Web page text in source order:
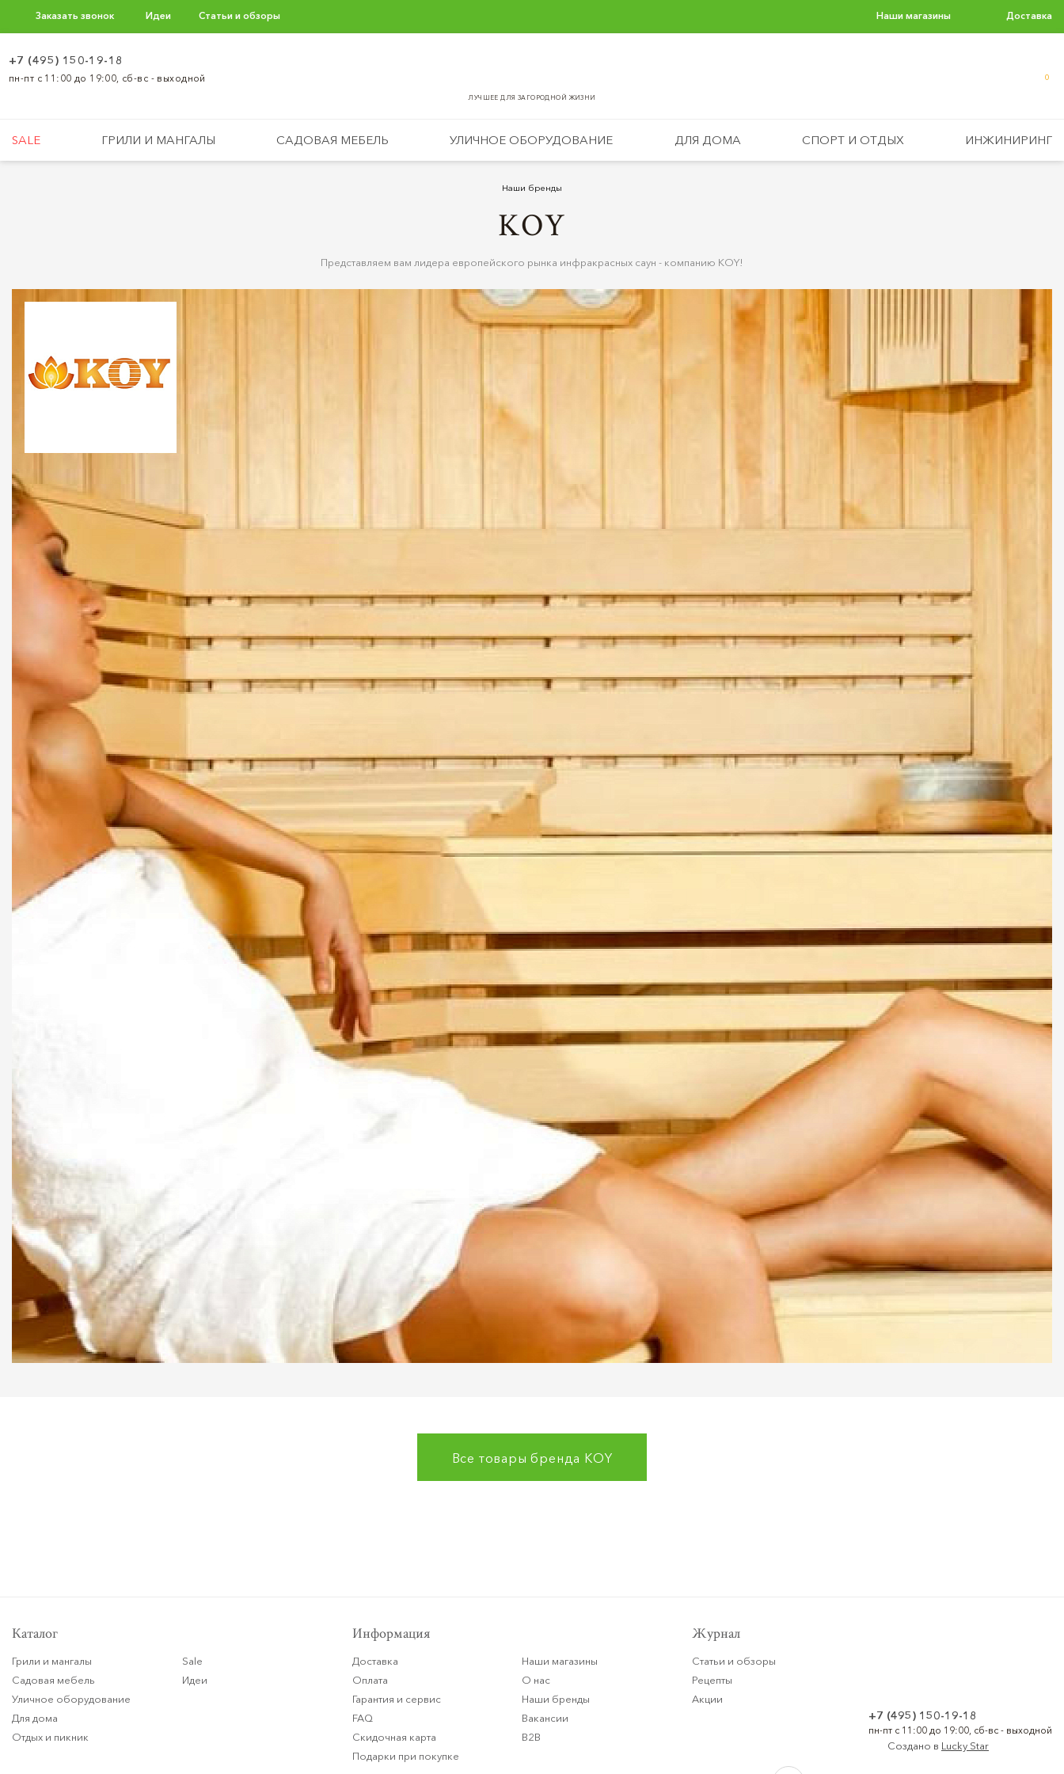
Заказать звонок Идеи Статьи и обзоры Наши магазины Доставка
ЛУЧШЕЕ ДЛЯ ЗАГОРОДНОЙ ЖИЗНИ
+7 (495) 150-19-18
пн-пт с 11:00 до 19:00, сб-вс - выходной 0
SALE ГРИЛИ И МАНГАЛЫ САДОВАЯ МЕБЕЛЬ УЛИЧНОЕ ОБОРУДОВАНИЕ ДЛЯ ДОМА СПОРТ И ОТДЫХ ИНЖИНИРИНГ
Наши бренды
KOY
Представляем вам лидера европейского рынка инфракрасных саун - компанию KOY!
Все товары бренда KOY
Каталог
Грили и мангалы
Садовая мебель
Уличное оборудование
Для дома
Отдых и пикник
Sale
Идеи
Информация
Доставка
Оплата
Гарантия и сервис
FAQ
Скидочная карта
Подарки при покупке
Наши магазины
О нас
Наши бренды
Вакансии
B2B
Журнал
Статьи и обзоры
Рецепты
Акции
+7 (495) 150-19-18
пн-пт с 11:00 до 19:00, сб-вс - выходной
Создано в Lucky Star